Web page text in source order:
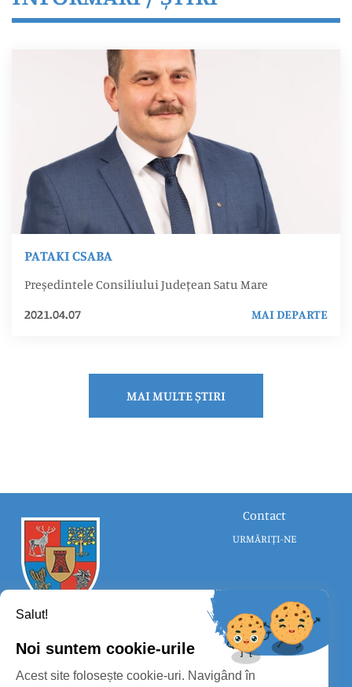
PATAKI CSABA
Președintele Consiliului Județean Satu Mare
2021.04.07
MAI DEPARTE
MAI MULTE ȘTIRI
CONSILIUL JUDEȚEAN SATU MARE
Contact
URMĂRIȚI-NE
Salut!
Noi suntem cookie-urile
Acest site folosește cookie-uri. Navigând în